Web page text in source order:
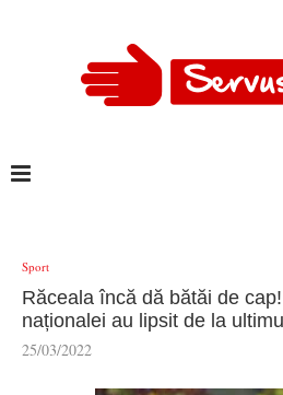
Sport
Răceala încă dă bătăi de
naționalei au lipsit de la
25/03/2022